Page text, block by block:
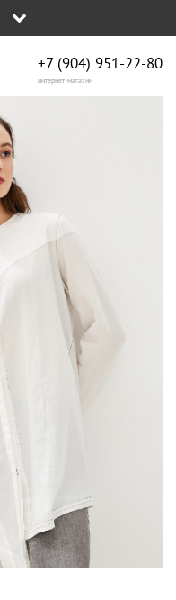
+7 (904) 951‑22‑80
интернет-магазин